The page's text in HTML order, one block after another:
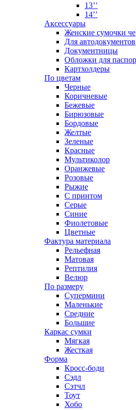
13’’
14’’
Аксессуары
Женские сумочки
Для автодокументов
Документницы
Обложки для
Картхолдеры
По цветам
Черные
Коричневые
Бежевые
Бирюзовые
Бордовые
Желтые
Зеленые
Красные
Мультиколор
Оранжевые
Розовые
Рыжие
С принтом
Серые
Синие
Фиолетовые
Цветные
Фактура материала
Рельефная
Матовая
Рептилия
Велюр
По размеру
Супермини
Маленькие
Средние
Большие
Каркас сумки
Мягкая
Жесткая
Форма
Кросс-боди
Сэдл
Сэтчл
Тоут
Хобо